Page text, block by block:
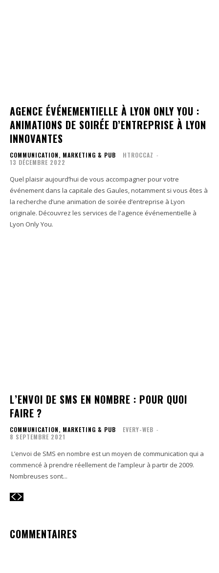
AGENCE ÉVÉNEMENTIELLE À LYON ONLY YOU :
ANIMATIONS DE SOIRÉE D’ENTREPRISE À LYON
INNOVANTES
COMMUNICATION, MARKETING & PUB HTROCCAZ -
13 DÉCEMBRE 2022
Quel plaisir aujourd’hui de vous accompagner pour votre
événement dans la capitale des Gaules, notamment si vous êtes à
la recherche d’une animation de soirée d’entreprise à Lyon
originale. Découvrez les services de l'agence événementielle à
Lyon Only You.
L’ENVOI DE SMS EN NOMBRE : POUR QUOI
FAIRE ?
COMMUNICATION, MARKETING & PUB EVERY-WEB -
8 SEPTEMBRE 2021
L’envoi de SMS en nombre est un moyen de communication qui a
commencé à prendre réellement de l’ampleur à partir de 2009.
Nombreuses sont...
COMMENTAIRES